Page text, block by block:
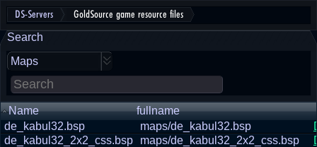
DS-Servers GoldSource game resource files
Search
Maps
Name
fullname
de_kabul32.bsp
maps/de_kabul32.bsp
de_kabul32_2x2_css.bsp
maps/de_kabul32_2x2_css.bsp